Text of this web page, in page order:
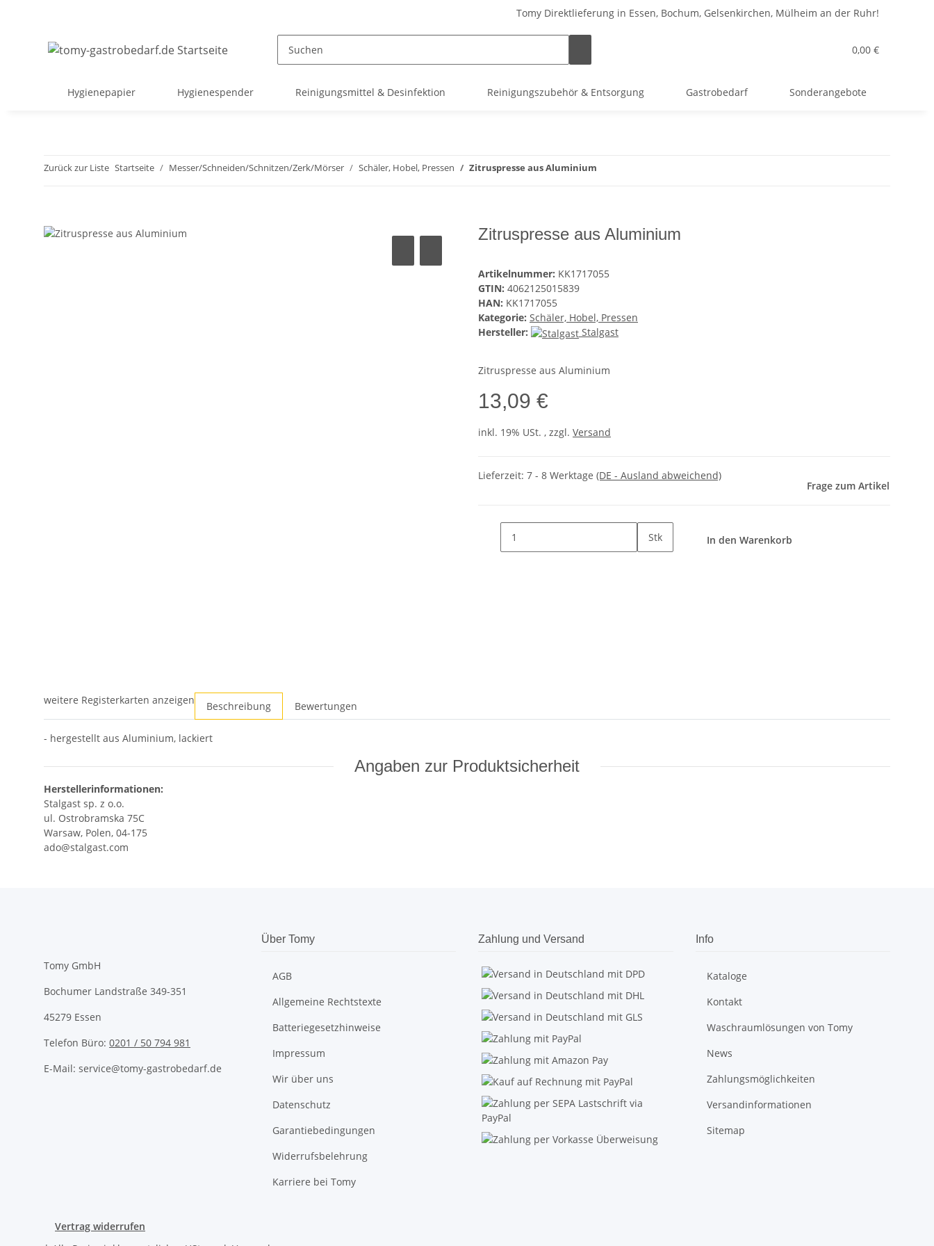
Tomy Direktlieferung in Essen, Bochum, Gelsenkirchen, Mülheim an der Ruhr!
0,00 €
Hygienepapier Hygienespender Reinigungsmittel & Desinfektion Reinigungszubehör & Entsorgung Gastrobedarf Sonderangebote
Zurück zur Liste Startseite Messer/Schneiden/Schnitzen/Zerk/Mörser Schäler, Hobel, Pressen Zitruspresse aus Aluminium
Zitruspresse aus Aluminium
Artikelnummer: KK1717055
GTIN: 4062125015839
HAN: KK1717055
Kategorie: Schäler, Hobel, Pressen
Hersteller:
Stalgast
Zitruspresse aus Aluminium
13,09 €
inkl. 19% USt. , zzgl. Versand
Lieferzeit: 7 - 8 Werktage (DE - Ausland abweichend)
Frage zum Artikel
Stk In den Warenkorb
weitere Registerkarten anzeigen Beschreibung Bewertungen
- hergestellt aus Aluminium, lackiert
Angaben zur Produktsicherheit
Herstellerinformationen:
Stalgast sp. z o.o.
ul. Ostrobramska 75C
Warsaw, Polen, 04-175
ado@stalgast.com
Tomy GmbH
Bochumer Landstraße 349-351
45279 Essen
Telefon Büro: 0201 / 50 794 981
E-Mail: service@tomy-gastrobedarf.de
Über Tomy
AGB
Allgemeine Rechtstexte
Batteriegesetzhinweise
Impressum
Wir über uns
Datenschutz
Garantiebedingungen
Widerrufsbelehrung
Karriere bei Tomy
Zahlung und Versand Info
Kataloge
Kontakt
Waschraumlösungen von Tomy
News
Zahlungsmöglichkeiten
Versandinformationen
Sitemap
Vertrag widerrufen